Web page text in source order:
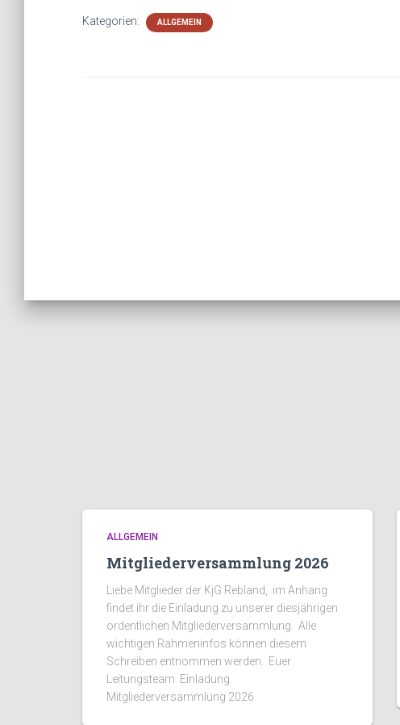
Kategorien: ALLGEMEIN
ALLGEMEIN
Mitgliederversammlung 2026
Liebe Mitglieder der KjG Rebland, im Anhang
findet ihr die Einladung zu unserer diesjährigen
ordentlichen Mitgliederversammlung. Alle
wichtigen Rahmeninfos können diesem
Schreiben entnommen werden. Euer
Leitungsteam Einladung
Mitgliederversammlung 2026